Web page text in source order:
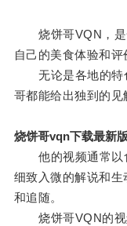
烧饼哥VQN，是
自己的美食体验和评
无论是各地的特
哥都能给出独到的见
烧饼哥vqn下载最新版
他的视频通常以
细致入微的解说和
和追随。
烧饼哥VQN的视